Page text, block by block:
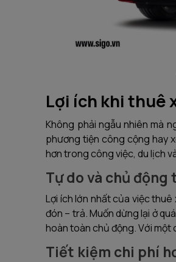
Lợi ích khi thuê
Không phải ngẫu nhiên mà
phương tiện công cộng hay
hơn trong công việc, du lịch
Tự do và chủ
Lợi ích lớn nhất của việc
đón – trả. Muốn dừng lại ở
hoàn toàn chủ động. Với một
Tiết kiệm chi phí